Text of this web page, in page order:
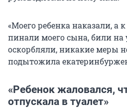
«Моего ребенка наказали, а
пинали моего сына, били на
оскорбляли, никакие меры
подытожила
«Ребенок жаловался,
отпускала в туалет»